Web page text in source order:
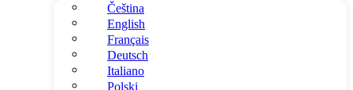
Čeština
English
Français
Deutsch
Italiano
Polski